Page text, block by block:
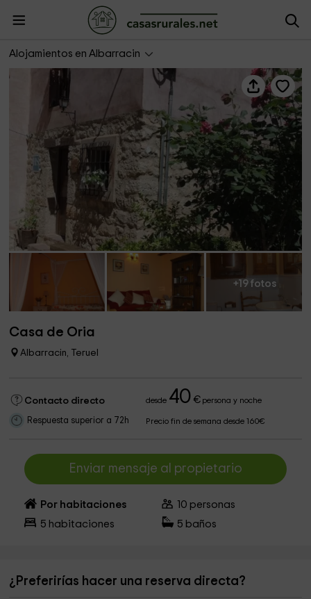
Alojamientos en Albarracin
+19 fotos
Casa de Oria
Albarracin, Teruel
Contacto directo desde 40 €persona y noche
Respuesta superior a 72h Precio fin de semana desde 160€
Enviar mensaje al propietario
Por habitaciones 10 personas
5 habitaciones 5 baños
¿Preferirías hacer una reserva directa?